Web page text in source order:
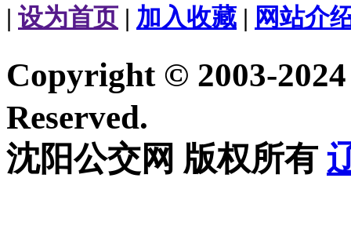
| 设为首页 | 加入收藏 | 网站介
Copyright © 2003-
Reserved.
沈阳公交网 版权所有